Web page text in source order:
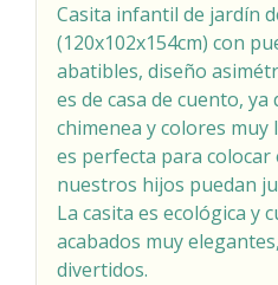
Casita infantil de jardín
(120x102x154cm) con
abatibles, diseño
es de casa de cuento,
chimenea y colores muy
es perfecta para colocar
nuestros hijos puedan
La casita es ecológica y
acabados muy
divertidos.